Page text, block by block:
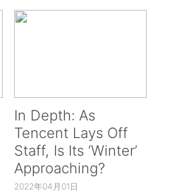
In Depth: As
Tencent Lays Off
Staff, Is Its ‘Winter’
Approaching?
2022年04月01日